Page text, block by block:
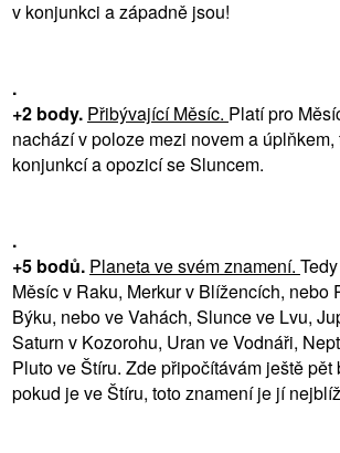
v konjunkci a západně jsou!
.
+2 body. Přibývající Měsíc. Platí pro
nachází v poloze mezi novem a úplňkem,
konjunkcí a opozicí se Sluncem.
.
+5 bodů. Planeta ve svém znamení.
Měsíc v Raku, Merkur v Blížencích, nebo
Býku, nebo ve Vahách, Slunce ve Lvu,
Saturn v Kozorohu, Uran ve Vodnáři,
Pluto ve Štíru. Zde připočítávám ještě pět
pokud je ve Štíru, toto znamení je jí